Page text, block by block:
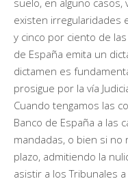
existen irregularidades
y cinco por ciento de
de España emita un
dictamen es
prosigue por la vía
Cuando tengamos las
Banco de España a las
mandadas, o bien si
plazo, admitiendo la
asistir a los Tribunales